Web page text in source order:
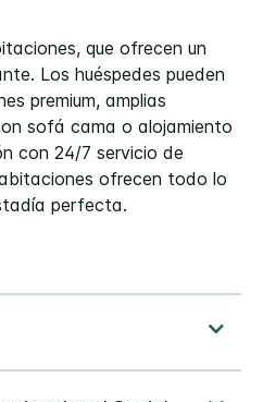
que ofrecen un
Los huéspedes pueden
premium, amplias
sofá cama o alojamiento
con 24/7 servicio de
ofrecen todo lo
perfecta.